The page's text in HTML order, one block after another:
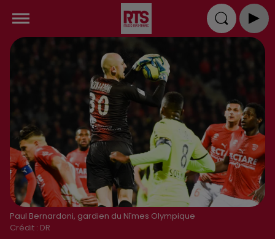
Paul Bernardoni, gardien du Nîmes Olympique
Crédit : DR